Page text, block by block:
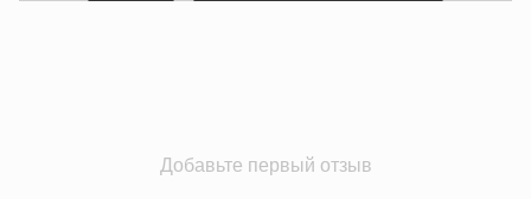
Добавьте первый отзыв